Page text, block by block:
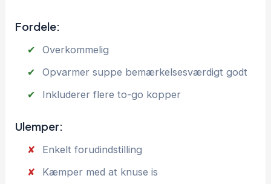
Fordele:
Overkommelig
Opvarmer suppe bemærkelsesværdigt godt
Inkluderer flere to-go kopper
Ulemper:
Enkelt forudindstilling
Kæmper med at knuse is